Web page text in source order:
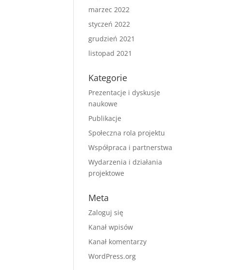
marzec 2022
styczeń 2022
grudzień 2021
listopad 2021
Kategorie
Prezentacje i dyskusje
naukowe
Publikacje
Społeczna rola projektu
Współpraca i partnerstwa
Wydarzenia i działania
projektowe
Meta
Zaloguj się
Kanał wpisów
Kanał komentarzy
WordPress.org